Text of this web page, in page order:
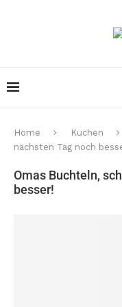
Home Kuchen
nächsten Tag noch
Omas Buchteln,
besser!